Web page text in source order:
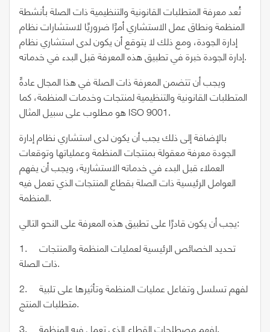
تُعد معرفة المتطلبات القانونية والتنظيمية ذات الصلة بأنشطة
المنظمة ونطاق عمل الاستشاري أمرًا ضروريًا لاستشارات نظام
إدارة الجودة، ومع ذلك لا يتوقع أن يكون لدى استشاري نظام
إدارة الجودة خبرة في تطبيق هذه المعرفة قبل البدء في خدماته.
ويجب أن تتضمن المعرفة ذات الصلة في هذا المجال عادةً
المتطلبات القانونية والتنظيمية لمنتجات وخدمات المنظمة، كما
هو مطلوب على سبيل المثال ISO 9001.
بالإضافة إلى ذلك يجب أن يكون لدى استشاري نظام إدارة
الجودة معرفة معقولة بمنتجات المنظمة وعملياتها وتوقعات
العملاء قبل البدء في خدماته الاستشارية، ويجب أن يفهم
العوامل الرئيسية ذات الصلة بقطاع المنتجات الذي تعمل فيه
المنظمة.
يجب أن يكون قادرًا على تطبيق هذه المعرفة على النحو التالي:
1. تحديد الخصائص الرئيسية لعمليات المنظمة والمنتجات
ذات الصلة.
2. لفهم تسلسل وتفاعل عمليات المنظمة وتأثيرها على تلبية
متطلبات المنتج.
3. لفهم مصطلحات القطاع الذي تعمل فيه المنظمة.